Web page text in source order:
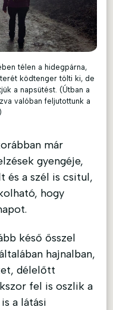
télen a hidegpárna,
ködtenger tölti ki, de
a napsütést. (Útban a
valóban feljutottunk a
már
gyengéje,
és a szél is csitul,
hogy
késő ősszel
hajnalban,
délelőtt
fel is oszlik a
a látási